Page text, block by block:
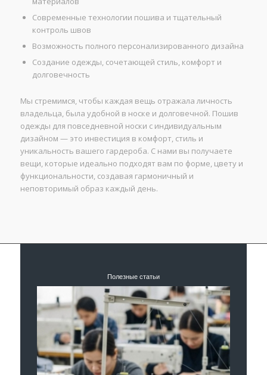
Современные технологии пошива и тщательный
контроль швов
Возможность полного персонализированного дизайна
Создание одежды, сочетающей стиль, комфорт и
долговечность
Мы стремимся, чтобы каждая вещь отражала личность
владельца, была удобной в носке и долговечной. Пошив
одежды для повседневной носки с индивидуальным
дизайном — это инвестиция в комфорт, стиль и
уникальность вашего гардероба. С нами вы получаете
вещи, которые идеально подходят вам по форме, цвету и
функциональности, создавая гармоничный и
неповторимый образ каждый день.
Полезные статьи